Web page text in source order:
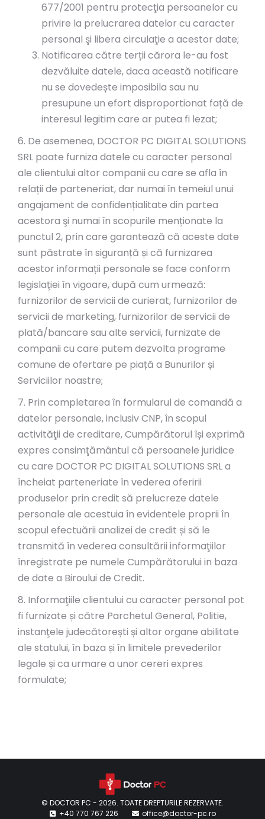
677/2001 pentru protecţia persoanelor cu
privire la prelucrarea datelor cu caracter
personal şi libera circulaţie a acestor date;
Notificarea către terții cărora le-au fost
dezvăluite datele, daca această notificare
nu se dovedește imposibila sau nu
presupune un efort disproportionat față de
interesul legitim care ar putea fi lezat;
6. De asemenea, DOCTOR PC DIGITAL SOLUTIONS
SRL poate furniza datele cu caracter personal
ale clientului altor companii cu care se afla în
relații de parteneriat, dar numai în temeiul unui
angajament de confidențialitate din partea
acestora şi numai în scopurile menționate la
punctul 2, prin care garantează că aceste date
sunt păstrate în siguranță și că furnizarea
acestor informații personale se face conform
legislaţiei în vigoare, după cum urmează:
furnizorilor de servicii de curierat, furnizorilor de
servicii de marketing, furnizorilor de servicii de
plată/bancare sau alte servicii, furnizate de
companii cu care putem dezvolta programe
comune de ofertare pe piață a Bunurilor și
Serviciilor noastre;
7. Prin completarea în formularul de comandă a
datelor personale, inclusiv CNP, în scopul
activităţii de creditare, Cumpărătorul își exprimă
expres consimţământul că persoanele juridice
cu care DOCTOR PC DIGITAL SOLUTIONS SRL a
încheiat parteneriate în vederea oferirii
produselor prin credit să prelucreze datele
personale ale acestuia în evidentele proprii în
scopul efectuării analizei de credit și să le
transmită în vederea consultării informaţiilor
înregistrate pe numele Cumpărătorului in baza
de date a Biroului de Credit.
8. Informaţiile clientului cu caracter personal pot
fi furnizate și către Parchetul General, Politie,
instanţele judecătorești și altor organe abilitate
ale statului, în baza și în limitele prevederilor
legale și ca urmare a unor cereri expres
formulate;
© DOCTOR PC - 2026. TOATE DREPTURILE REZERVATE.
+40 770 767 226
office@doctor-pc.ro